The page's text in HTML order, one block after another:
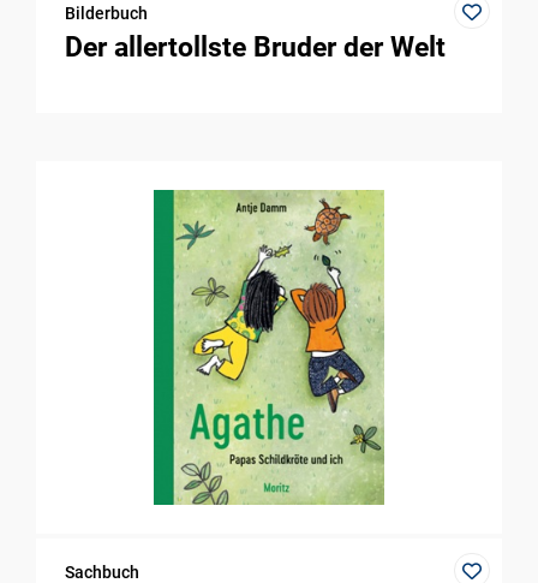
Bilderbuch
Der allertollste Bruder der Welt
Sachbuch